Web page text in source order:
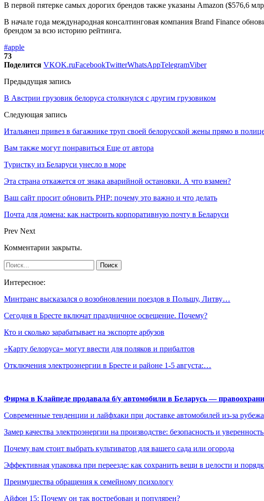
В первой пятерке самых дорогих брендов также указаны Amazon ($576,6
В начале года международная консалтинговая компания Brand Finance
брендом за всю историю рейтинга.
#apple
73
Поделится VKOK.ruFacebookTwitterWhatsAppTelegramViber
Предыдущая запись
В Австрии грузовик белоруса столкнулся с другим грузовиком
Следующая запись
Итальянец привез в багажнике труп своей белорусской жены прямо в
Вам также могут понравиться Еще от автора
Туристку из Беларуси унесло в море
Эта страна откажется от знака аварийной остановки. А что взамен?
Ваш сайт просит обновить PHP: почему это важно и что делать
Почта для домена: как настроить корпоративную почту в Беларуси
Prev Next
Комментарии закрыты.
Интересное:
Минтранс высказался о возобновлении поездов в Польшу, Литву…
Сегодня в Бресте включат праздничное освещение. Почему?
Кто и сколько зарабатывает на экспорте арбузов
«Карту белоруса» могут ввести для поляков и прибалтов
Отключения электроэнергии в Бресте и районе 1-5 августа:…
Фирма в Клайпеде продавала б/у автомобили в Беларусь —
Современные тенденции и лайфхаки при доставке автомобилей из-за рубежа
Замер качества электроэнергии на производстве: безопасность и
Почему вам стоит выбрать культиватор для вашего сада или огорода
Эффективная упаковка при переезде: как сохранить вещи в целости и
Преимущества обращения к семейному психологу
Айфон 15: Почему он так востребован и популярен?